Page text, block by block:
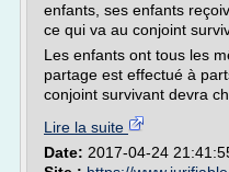
enfants, ses enfants
ce qui va au conjoint
Les enfants ont tous les
partage est effectué à
conjoint survivant devra
Lire la suite
Date: 2017-04-24